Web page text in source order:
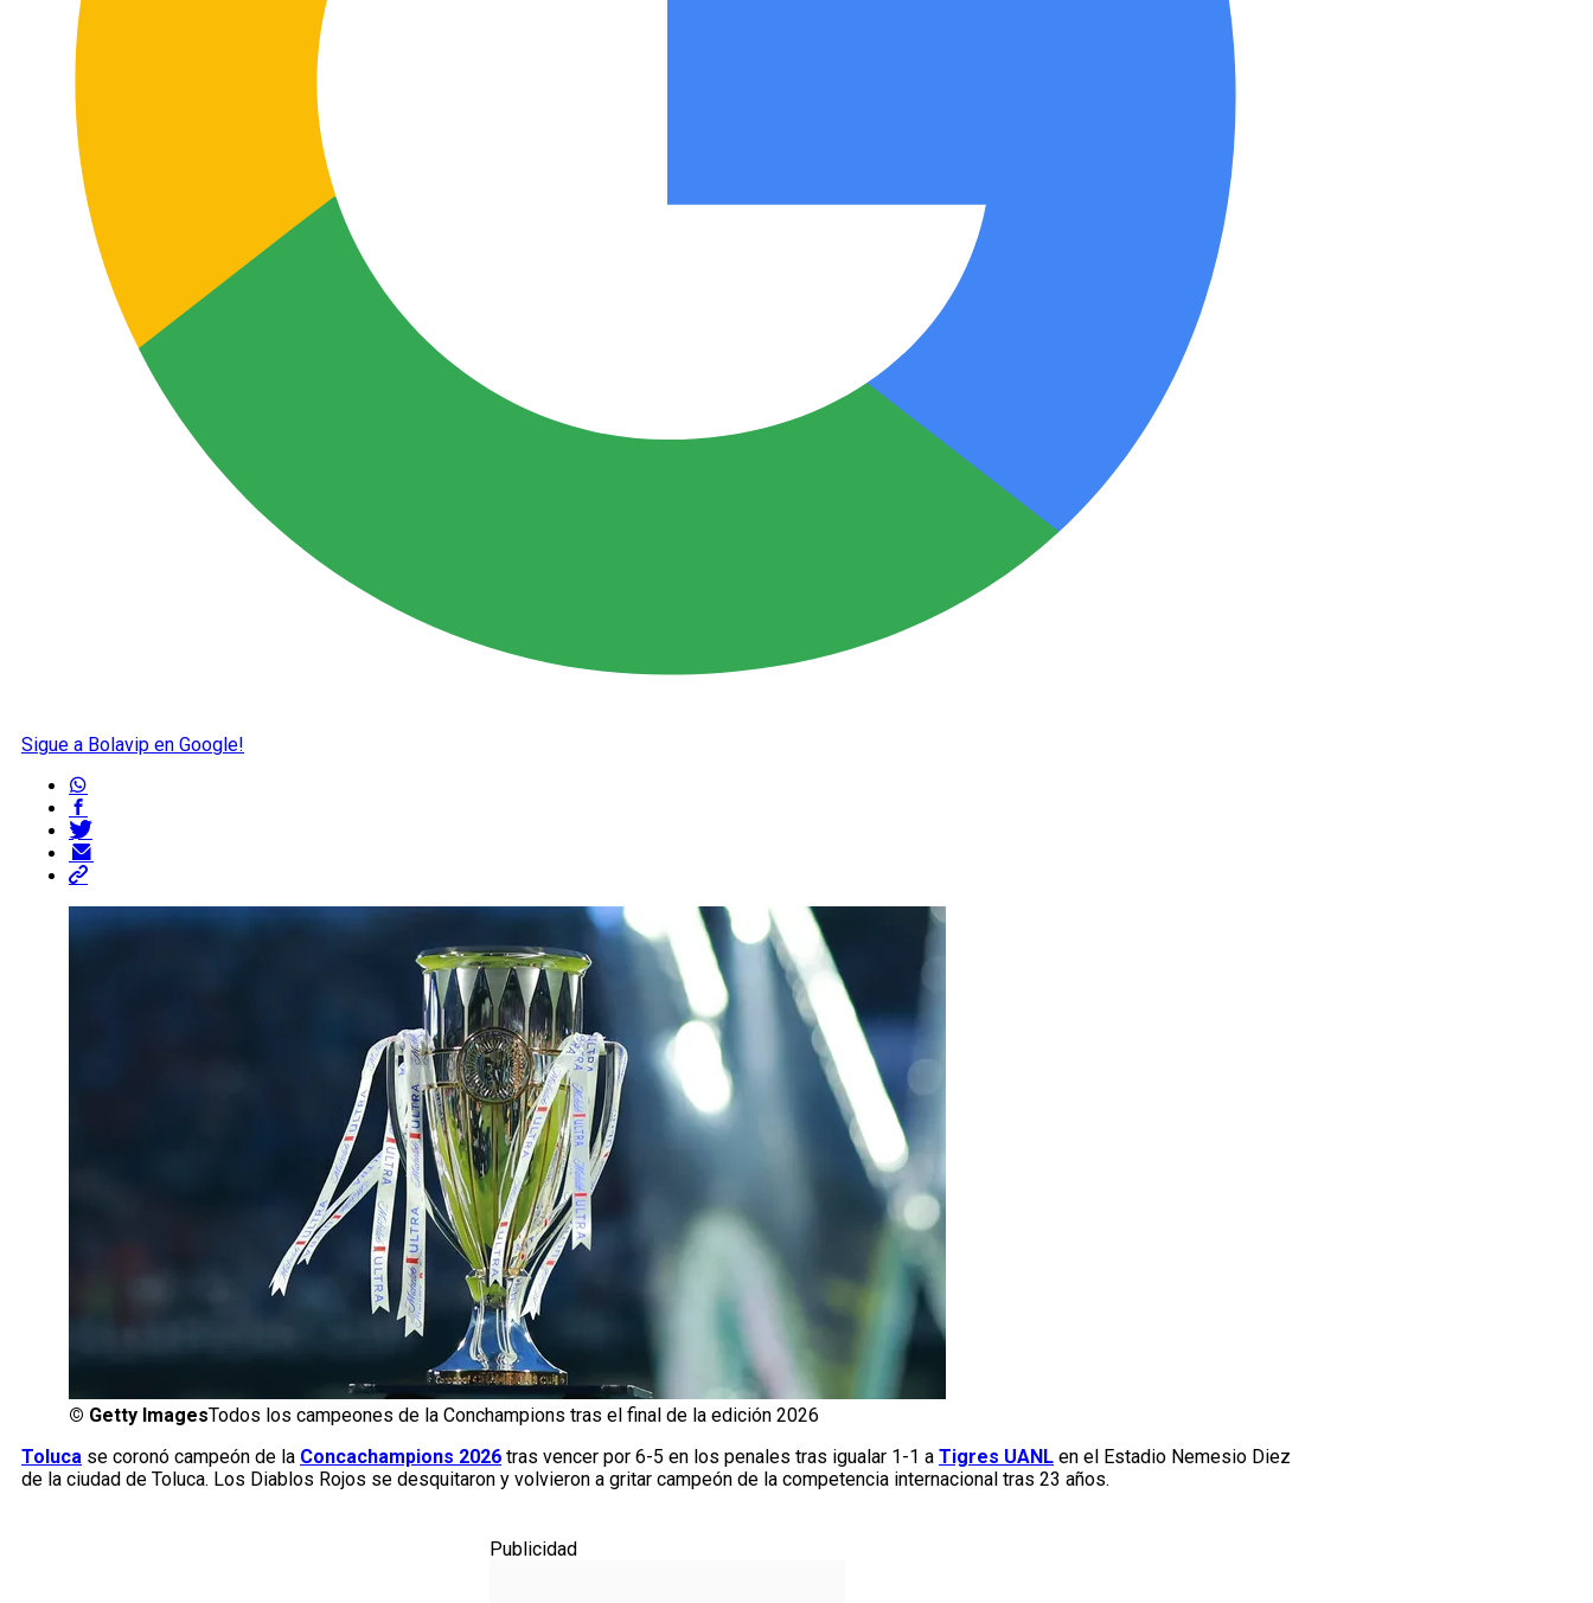
Sigue a Bolavip en Google!
© Getty ImagesTodos los campeones de la Conchampions tras el final de la edición 2026
Toluca se coronó campeón de la Concachampions 2026 tras vencer por 6-5 en los penales tras igualar 1-1 a Tigres UANL en el Estadio Nemesio Diez
de la ciudad de Toluca. Los Diablos Rojos se desquitaron y volvieron a gritar campeón de la competencia internacional tras 23 años.
Publicidad